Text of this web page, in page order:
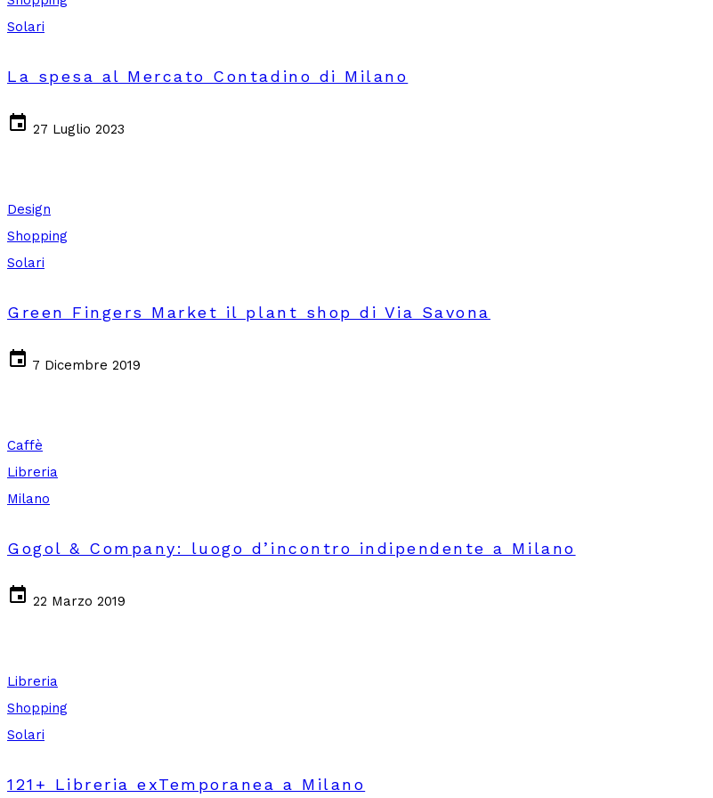
Solari
La spesa al Mercato Contadino di Milano
event 27 Luglio 2023
Design
Shopping
Solari
Green Fingers Market il plant shop di Via Savona
event 7 Dicembre 2019
Caffè
Libreria
Milano
Gogol & Company: luogo d’incontro indipendente a Milano
event 22 Marzo 2019
Libreria
Shopping
Solari
121+ Libreria exTemporanea a Milano